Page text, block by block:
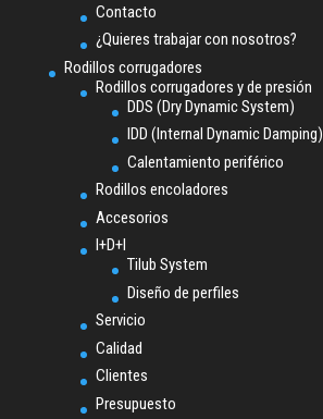
Contacto
¿Quieres trabajar con nosotros?
Rodillos corrugadores
Rodillos corrugadores y de presión
DDS (Dry Dynamic System)
IDD (Internal Dynamic Damping)
Calentamiento periférico
Rodillos encoladores
Accesorios
I+D+I
Tilub System
Diseño de perfiles
Servicio
Calidad
Clientes
Presupuesto